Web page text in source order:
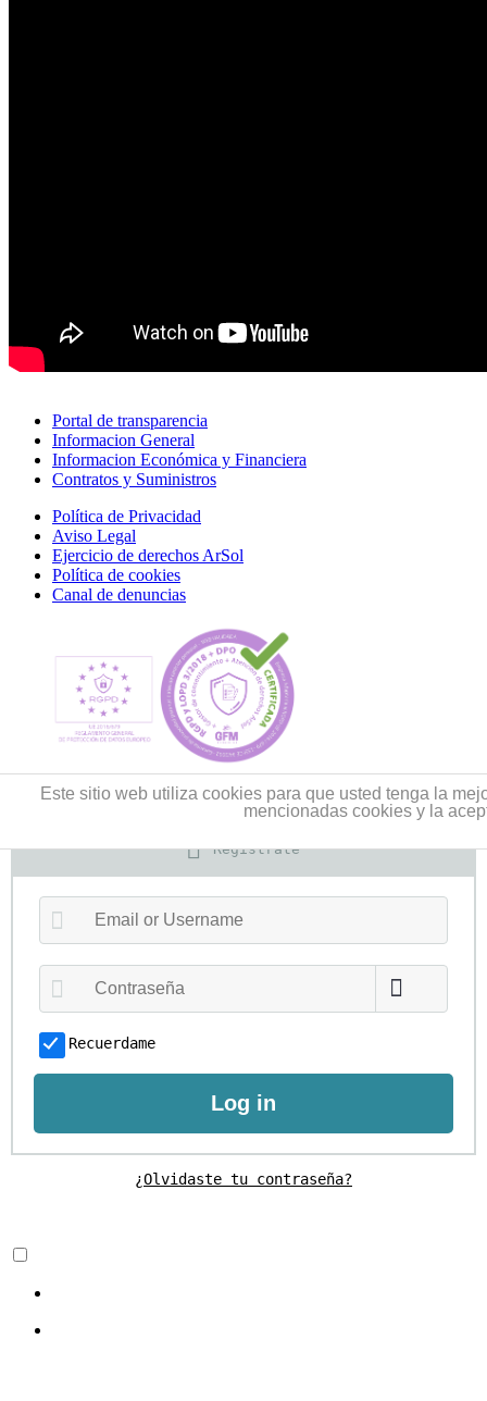
Portal de transparencia
Informacion General
Informacion Económica y Financiera
Contratos y Suministros
Política de Privacidad
Aviso Legal
Ejercicio de derechos ArSol
Política de cookies
Canal de denuncias
Este sitio web utiliza cookies para que usted tenga la
mencionadas cookies y la
Regístrate
Recuerdame
Log in
¿Olvidaste tu contraseña?